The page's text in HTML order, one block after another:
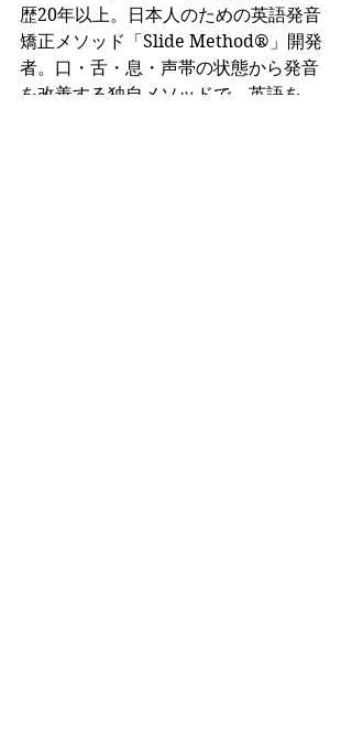
歴20年以上。日本人のための英語発音
矯正メソッド「Slide Method®」開発
者。口・舌・息・声帯の状態から発音
を改善する独自メソッドで、英語を